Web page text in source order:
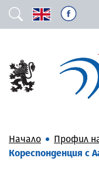
Начало
Профил
Кореспонденция с